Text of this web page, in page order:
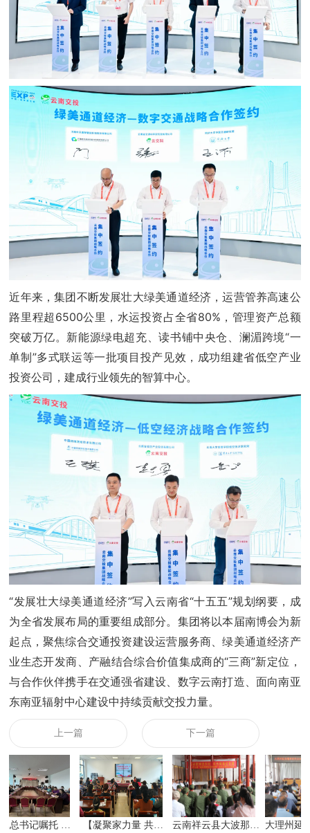
近年来，集团不断发展壮大绿美通道经济，运营管养高速公
路里程超6500公里，水运投资占全省80%，管理资产总额
突破万亿。新能源绿电超充、读书铺中央仓、澜湄跨境“一
单制”多式联运等一批项目投产见效，成功组建省低空产业
投资公司，建成行业领先的智算中心。
“发展壮大绿美通道经济”写入云南省“十五五”规划纲要，成
为全省发展布局的重要组成部分。集团将以本届南博会为新
起点，聚焦综合交通投资建设运营服务商、绿美通道经济产
业生态开发商、产融结合综合价值集成商的“三商”新定位，
与合作伙伴携手在交通强省建设、数字云南打造、面向南亚
东南亚辐射中心建设中持续贡献交投力量。
上一篇 下一篇
书记嘱托 … 【凝聚家力量 共… 云南祥云县大波那… 大理州延安